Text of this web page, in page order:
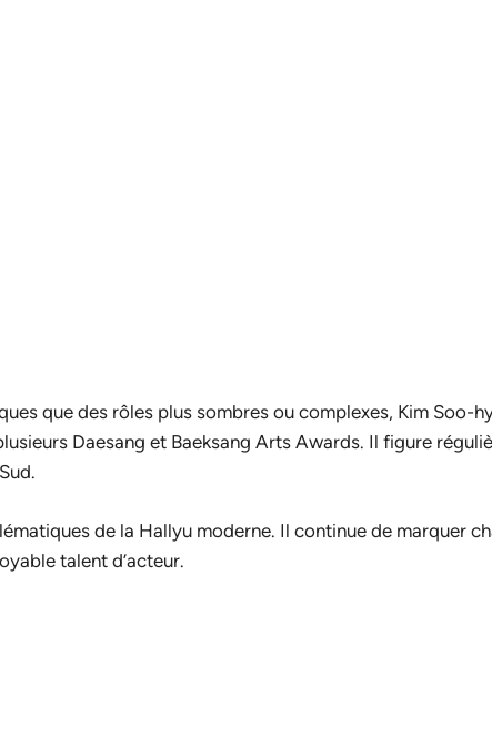
que des rôles plus sombres ou complexes, Kim Soo-
Daesang et Baeksang Arts Awards. Il figure
de la Hallyu moderne. Il continue de marquer
talent d’acteur.